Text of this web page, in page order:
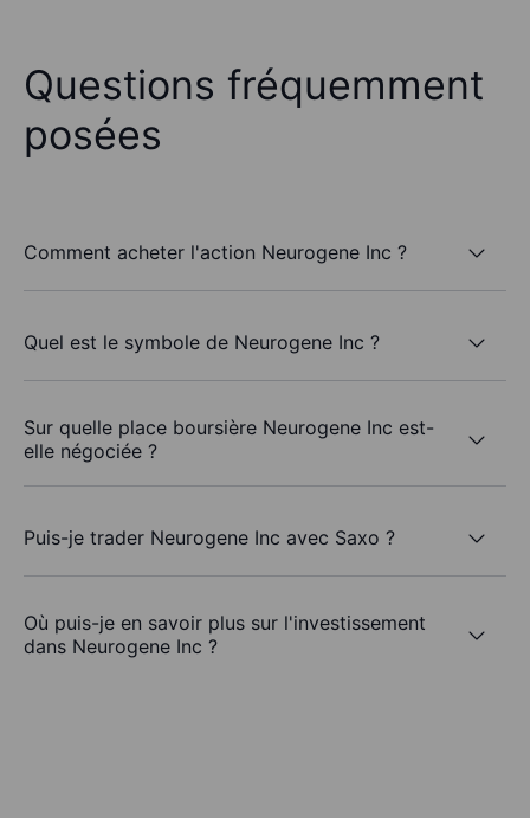
Questions fréquemment
posées
Comment acheter l'action Neurogene Inc ?
Quel est le symbole de Neurogene Inc ?
Sur quelle place boursière Neurogene Inc est-
elle négociée ?
Puis-je trader Neurogene Inc avec Saxo ?
Où puis-je en savoir plus sur l'investissement
dans Neurogene Inc ?